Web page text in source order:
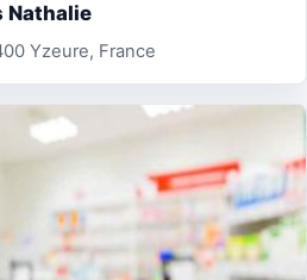
Nathalie
Yzeure, France